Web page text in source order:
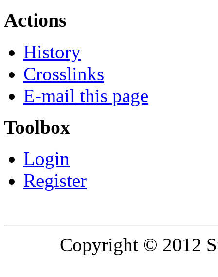
Actions
History
Crosslinks
E-mail this page
Toolbox
Login
Register
Copyright ©